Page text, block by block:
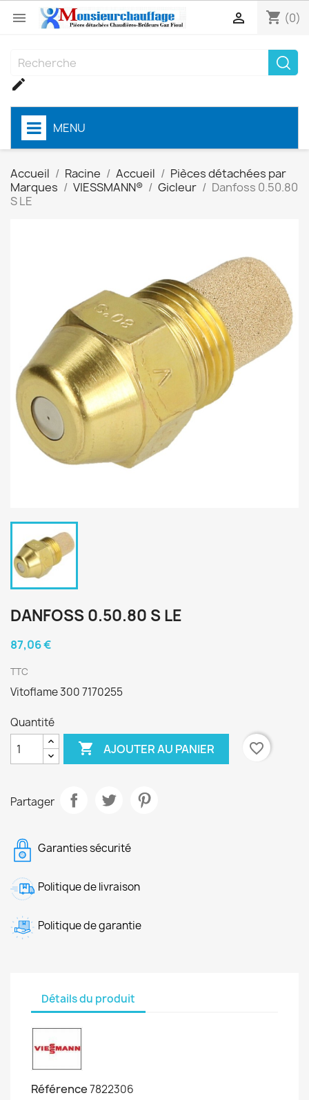
 shopping_cart (0)


MENU
Accueil Racine Accueil
Pièces détachées par
Marques
VIESSMANN® Gicleur
Danfoss 0.50.80
S LE
DANFOSS 0.50.80 S LE
87,06 €
TTC
Vitoflame 300 7170255
Quantité
 AJOUTER AU PANIER favorite_border
Partager
Garanties sécurité
Politique de livraison
Politique de garantie
Détails du produit
Référence7822306